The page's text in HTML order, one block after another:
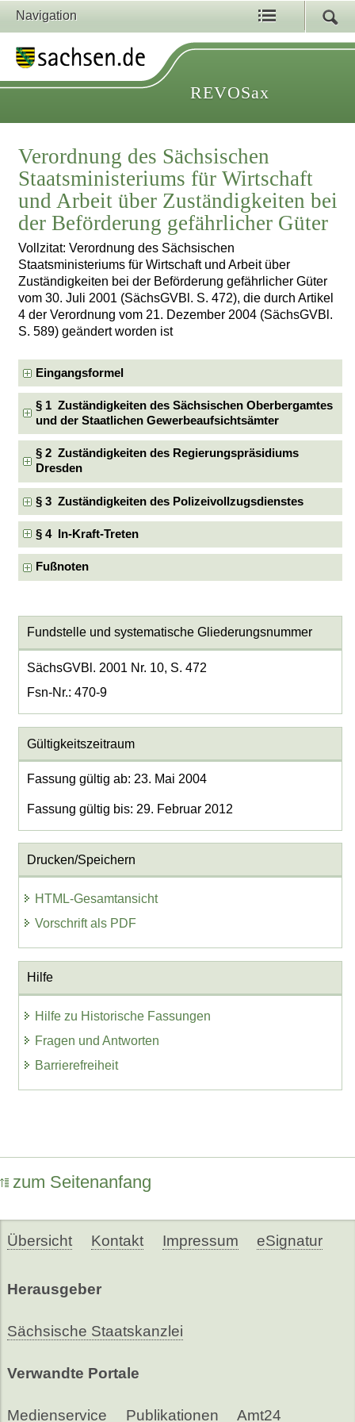
Navigation
REVOSax
Verordnung des Sächsischen
Staatsministeriums für Wirtschaft
und Arbeit über Zuständigkeiten bei
der Beförderung gefährlicher Güter
Vollzitat: Verordnung des Sächsischen
Staatsministeriums für Wirtschaft und Arbeit über
Zuständigkeiten bei der Beförderung gefährlicher Güter
vom 30. Juli 2001 (SächsGVBl. S. 472), die durch Artikel
4 der Verordnung vom 21. Dezember 2004 (SächsGVBl.
S. 589) geändert worden ist
Eingangsformel
§ 1 Zuständigkeiten des Sächsischen Oberbergamtes
und der Staatlichen Gewerbeaufsichtsämter
§ 2 Zuständigkeiten des Regierungspräsidiums
Dresden
§ 3 Zuständigkeiten des Polizeivollzugsdienstes
§ 4 In-Kraft-Treten
Fußnoten
Fundstelle und systematische Gliederungsnummer
SächsGVBl. 2001 Nr. 10, S. 472
Fsn-Nr.: 470-9
Gültigkeitszeitraum
Fassung gültig ab: 23. Mai 2004
Fassung gültig bis: 29. Februar 2012
Drucken/Speichern
HTML-Gesamtansicht
Vorschrift als PDF
Hilfe
Hilfe zu Historische Fassungen
Fragen und Antworten
Barrierefreiheit
zum Seitenanfang
Übersicht Kontakt Impressum eSignatur
Herausgeber
Sächsische Staatskanzlei
Verwandte Portale
Medienservice Publikationen Amt24